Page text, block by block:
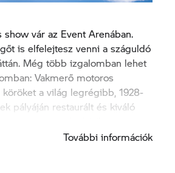
show vár az Event Arenában.
is elfelejtesz venni a száguldó
Még több izgalomban lehet
Vakmerő motoros
köröket a világ legrégibb, 1928-
pályáján restaurált és kiváló
További információk